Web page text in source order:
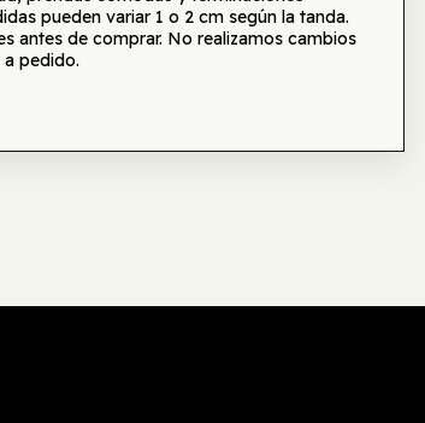
pueden variar 1 o 2 cm según la tanda.
antes de comprar. No realizamos cambios
pedido.